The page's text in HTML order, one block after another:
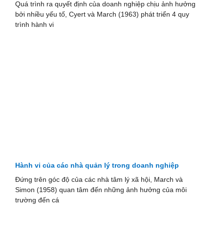
Quá trình ra quyết định của doanh nghiệp chịu ảnh hưởng
bởi nhiều yếu tố, Cyert và March (1963) phát triển 4 quy
trình hành vi
Hành vi của các nhà quản lý trong doanh nghiệp
Đứng trên góc độ của các nhà tâm lý xã hội, March và
Simon (1958) quan tâm đến những ảnh hưởng của môi
trường đến cá